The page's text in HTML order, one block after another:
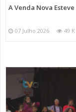
A Venda Nova
07 Julho 2026 49 K